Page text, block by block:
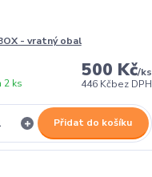
- vratný obal
500 Kč/ks
446 Kčbez DPH
2 ks
Přidat do košíku